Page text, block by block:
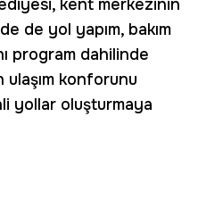
kent merkezinin
de yol yapım, bakım
program dahilinde
ulaşım konforunu
yollar oluşturmaya